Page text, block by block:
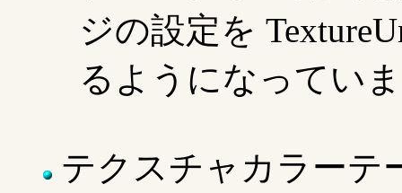
ジの設定を
るようになってい
テクスチャカラーテ